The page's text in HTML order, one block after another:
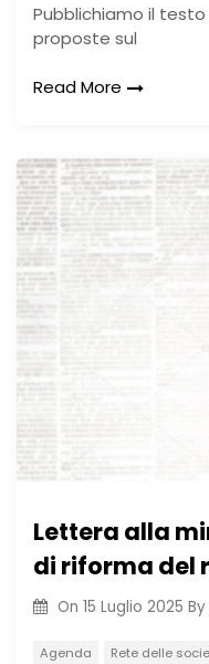
Pubblichiamo il
proposte sul
Read More
Lettera alla
di riforma del
On 15 Luglio 2025 By
Agenda Rete delle